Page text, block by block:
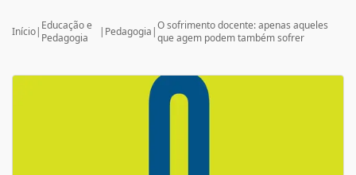
Início| Educação e
Pedagogia
| Pedagogia |O sofrimento docente: apenas aqueles
que agem podem também sofrer